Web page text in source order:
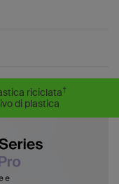
riciclata†
di plastica